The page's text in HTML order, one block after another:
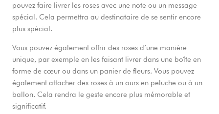
pouvez faire livrer les roses avec une note ou un message
spécial. Cela permettra au destinataire de se sentir encore
plus spécial.
Vous pouvez également offrir des roses d’une manière
unique, par exemple en les faisant livrer dans une boîte en
forme de cœur ou dans un panier de fleurs. Vous pouvez
également attacher des roses à un ours en peluche ou à un
ballon. Cela rendra le geste encore plus mémorable et
significatif.